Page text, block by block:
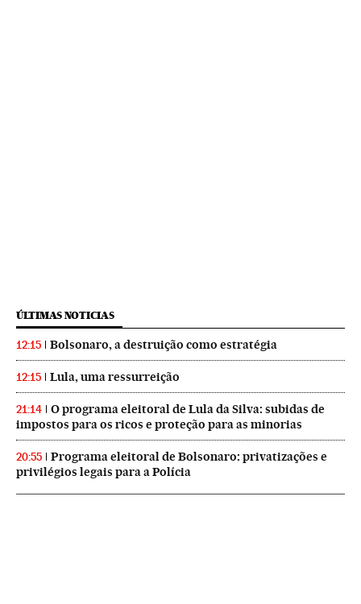
ÚLTIMAS NOTICIAS
12:15 Bolsonaro, a destruição como estratégia
12:15 Lula, uma ressurreição
21:14
O programa eleitoral de Lula da Silva: subidas de
impostos para os ricos e proteção para as minorias
20:55
Programa eleitoral de Bolsonaro: privatizações e
privilégios legais para a Polícia